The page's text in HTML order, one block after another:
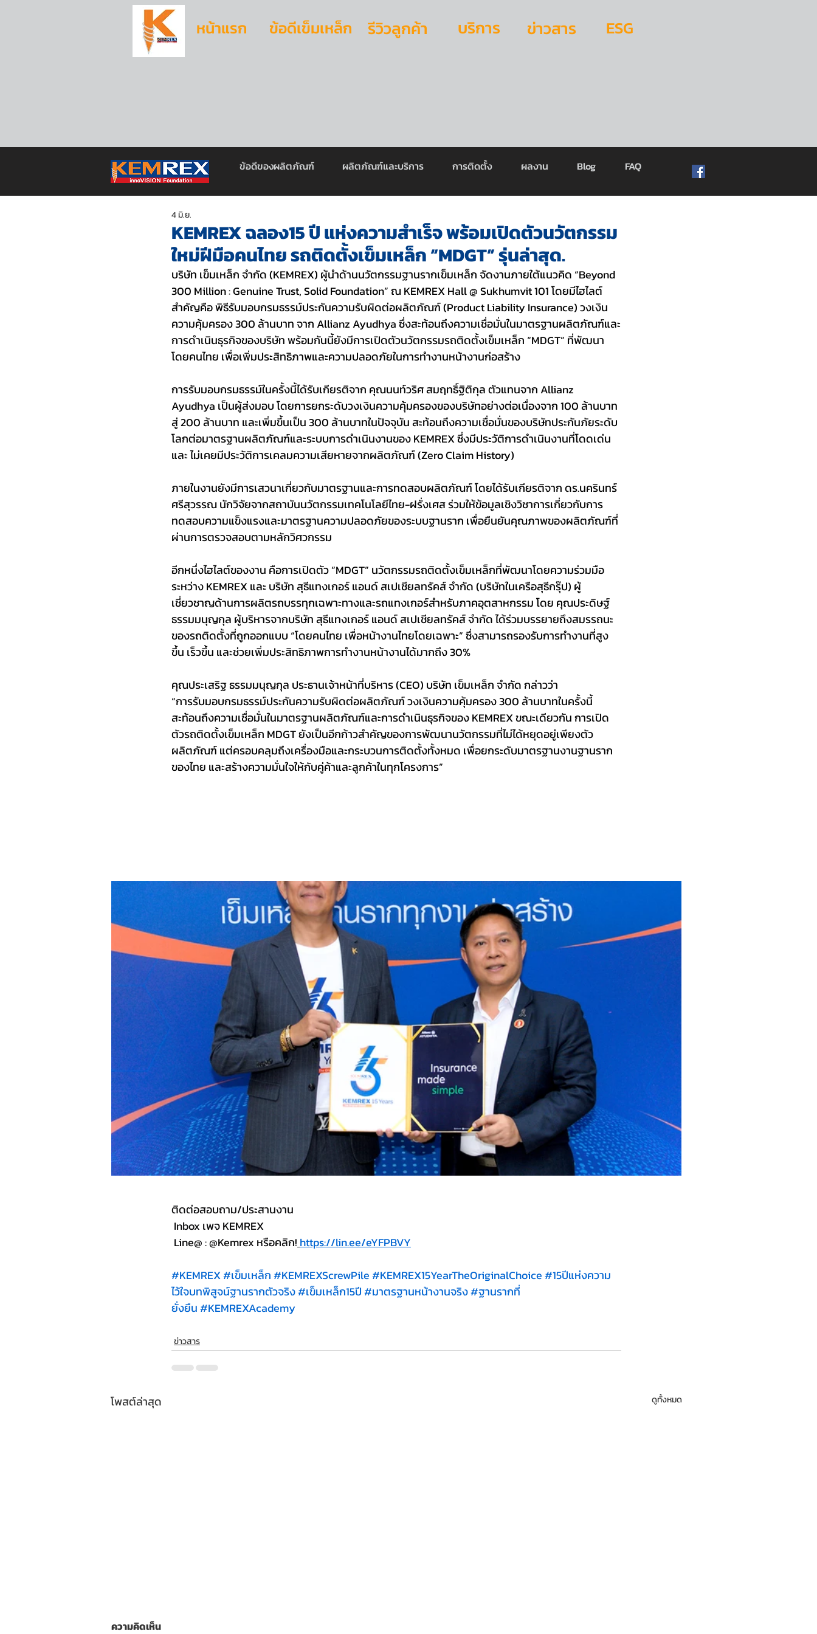
หน้าแรก ข้อดีเข็มเหล็ก รีวิวลูกค้า บริการ ข่าวสาร ESG
ข้อดีของผลิตภัณฑ์ ผลิตภัณฑ์และบริการ การติดตั้ง ผลงาน Blog FAQ
KEMREX ฉลอง15 ปี แห่งความสำเร็จ พร้อมเปิดตัวนวัตกรรม
ใหม่ฝีมือคนไทย รถติดตั้งเข็มเหล็ก “MDGT” รุ่นล่าสุด.
4 มิ.ย.
บริษัท เข็มเหล็ก จำกัด (KEMREX) ผู้นำด้านนวัตกรรมฐานรากเข็มเหล็ก จัดงานภายใต้แนวคิด “Beyond
300 Million : Genuine Trust, Solid Foundation” ณ KEMREX Hall @ Sukhumvit 101 โดยมีไฮไลต์
สำคัญคือ พิธีรับมอบกรมธรรม์ประกันความรับผิดต่อผลิตภัณฑ์ (Product Liability Insurance) วงเงิน
ความคุ้มครอง 300 ล้านบาท จาก Allianz Ayudhya ซึ่งสะท้อนถึงความเชื่อมั่นในมาตรฐานผลิตภัณฑ์และ
การดำเนินธุรกิจของบริษัท พร้อมกันนี้ยังมีการเปิดตัวนวัตกรรมรถติดตั้งเข็มเหล็ก “MDGT” ที่พัฒนา
โดยคนไทย เพื่อเพิ่มประสิทธิภาพและความปลอดภัยในการทำงานหน้างานก่อสร้าง
การรับมอบกรมธรรม์ในครั้งนี้ได้รับเกียรติจาก คุณนนท์วริศ สมฤทธิ์ฐิติกุล ตัวแทนจาก Allianz
Ayudhya เป็นผู้ส่งมอบ โดยการยกระดับวงเงินความคุ้มครองของบริษัทอย่างต่อเนื่องจาก 100 ล้านบาท
สู่ 200 ล้านบาท และเพิ่มขึ้นเป็น 300 ล้านบาทในปัจจุบัน สะท้อนถึงความเชื่อมั่นของบริษัทประกันภัยระดับ
โลกต่อมาตรฐานผลิตภัณฑ์และระบบการดำเนินงานของ KEMREX ซึ่งมีประวัติการดำเนินงานที่โดดเด่น
และ ไม่เคยมีประวัติการเคลมความเสียหายจากผลิตภัณฑ์ (Zero Claim History)
ภายในงานยังมีการเสวนาเกี่ยวกับมาตรฐานและการทดสอบผลิตภัณฑ์ โดยได้รับเกียรติจาก ดร.นครินทร์
ศรีสุวรรณ นักวิจัยจากสถาบันนวัตกรรมเทคโนโลยีไทย-ฝรั่งเศส ร่วมให้ข้อมูลเชิงวิชาการเกี่ยวกับการ
ทดสอบความแข็งแรงและมาตรฐานความปลอดภัยของระบบฐานราก เพื่อยืนยันคุณภาพของผลิตภัณฑ์ที่
ผ่านการตรวจสอบตามหลักวิศวกรรม
อีกหนึ่งไฮไลต์ของงาน คือการเปิดตัว “MDGT” นวัตกรรมรถติดตั้งเข็มเหล็กที่พัฒนาโดยความร่วมมือ
ระหว่าง KEMREX และ บริษัท สุธีแทงเกอร์ แอนด์ สเปเชียลทรัคส์ จำกัด (บริษัทในเครือสุธีกรุ๊ป) ผู้
เชี่ยวชาญด้านการผลิตรถบรรทุกเฉพาะทางและรถแทงเกอร์สำหรับภาคอุตสาหกรรม โดย คุณประดิษฐ์
ธรรมมนุญกุล ผู้บริหารจากบริษัท สุธีแทงเกอร์ แอนด์ สเปเชียลทรัคส์ จำกัด ได้ร่วมบรรยายถึงสมรรถนะ
ของรถติดตั้งที่ถูกออกแบบ “โดยคนไทย เพื่อหน้างานไทยโดยเฉพาะ” ซึ่งสามารถรองรับการทำงานที่สูง
ขึ้น เร็วขึ้น และช่วยเพิ่มประสิทธิภาพการทำงานหน้างานได้มากถึง 30%
คุณประเสริฐ ธรรมมนุญกุล ประธานเจ้าหน้าที่บริหาร (CEO) บริษัท เข็มเหล็ก จำกัด กล่าวว่า
“การรับมอบกรมธรรม์ประกันความรับผิดต่อผลิตภัณฑ์ วงเงินความคุ้มครอง 300 ล้านบาทในครั้งนี้
สะท้อนถึงความเชื่อมั่นในมาตรฐานผลิตภัณฑ์และการดำเนินธุรกิจของ KEMREX ขณะเดียวกัน การเปิด
ตัวรถติดตั้งเข็มเหล็ก MDGT ยังเป็นอีกก้าวสำคัญของการพัฒนานวัตกรรมที่ไม่ได้หยุดอยู่เพียงตัว
ผลิตภัณฑ์ แต่ครอบคลุมถึงเครื่องมือและกระบวนการติดตั้งทั้งหมด เพื่อยกระดับมาตรฐานงานฐานราก
ของไทย และสร้างความมั่นใจให้กับคู่ค้าและลูกค้าในทุกโครงการ”
ติดต่อสอบถาม/ประสานงาน
Inbox เพจ KEMREX
Line@ : @Kemrex หรือคลิก! https://lin.ee/eYFPBVY
#KEMREX#เข็มเหล็ก#KEMREXScrewPile#KEMREX15YearTheOriginalChoice#15ปีแห่งความ
ไว้ใจบทพิสูจน์ฐานรากตัวจริง#เข็มเหล็ก15ปี#มาตรฐานหน้างานจริง#ฐานรากท
ยั่งยืน#KEMREXAcademy
ข่าวสาร
โพสต์ล่าสุด ดูทั้งหมด
ความคิดเห็น